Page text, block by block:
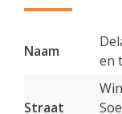
Naam
en
Straat